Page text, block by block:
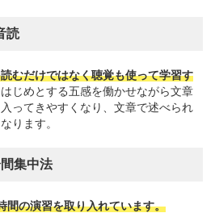
読
むだけではなく聴覚も使って学習す
じめとする五感を働かせながら文章
ってきやすくなり、文章で述べられ
ります。
集中法
間の演習を取り入れています。